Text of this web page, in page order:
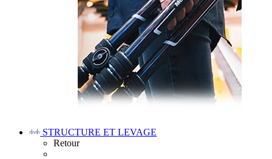
STRUCTURE ET LEVAGE
Retour